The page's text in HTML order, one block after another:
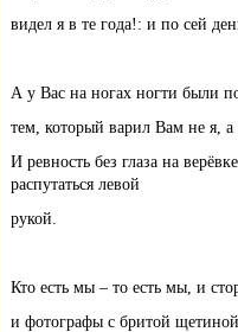
видел я в те года!: и по сей
А у Вас на ногах ногти были
тем, который варил Вам не я,
И ревность без глаза на
распутаться левой
рукой.
Кто есть мы – то есть мы, и
и фотографы с бритой